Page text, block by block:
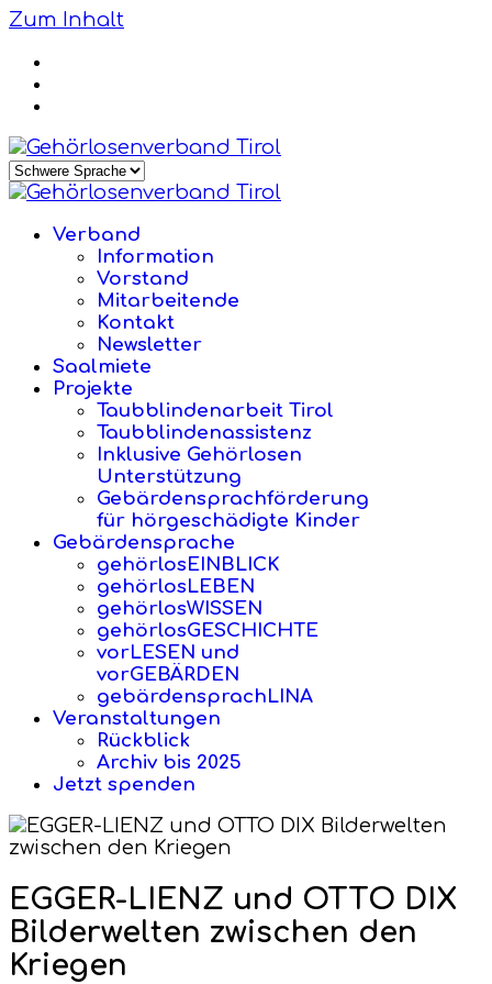
Zum Inhalt
Verband
Information
Vorstand
Mitarbeitende
Kontakt
Newsletter
Saalmiete
Projekte
Taubblindenarbeit Tirol
Taubblindenassistenz
Inklusive Gehörlosen
Unterstützung
Gebärdensprachförderung
für hörgeschädigte Kinder
Gebärdensprache
gehörlosEINBLICK
gehörlosLEBEN
gehörlosWISSEN
gehörlosGESCHICHTE
vorLESEN und
vorGEBÄRDEN
gebärdensprachLINA
Veranstaltungen
Rückblick
Archiv bis 2025
Jetzt spenden
EGGER-LIENZ und OTTO DIX
Bilderwelten zwischen den
Kriegen